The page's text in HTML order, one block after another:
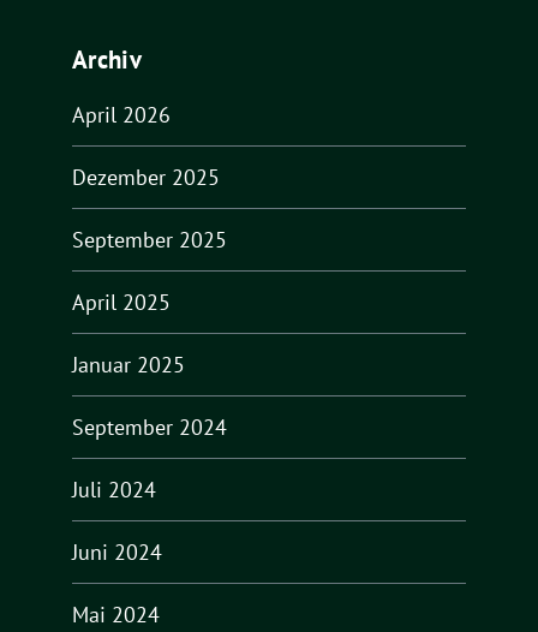
Archiv
April 2026
Dezember 2025
September 2025
April 2025
Januar 2025
September 2024
Juli 2024
Juni 2024
Mai 2024